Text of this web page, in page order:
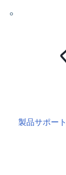
製品サポート